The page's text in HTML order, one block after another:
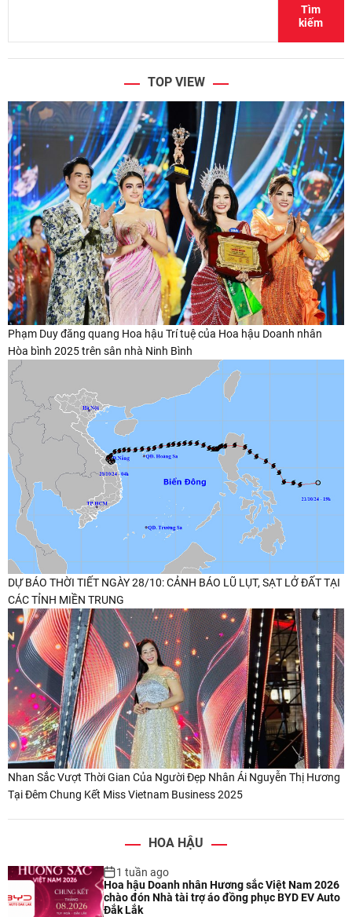
Tìm
kiếm
TOP VIEW
Phạm Duy đăng quang Hoa hậu Trí tuệ của Hoa hậu Doanh nhân
Hòa bình 2025 trên sân nhà Ninh Bình
DỰ BÁO THỜI TIẾT NGÀY 28/10: CẢNH BÁO LŨ LỤT, SẠT LỞ ĐẤT TẠI
CÁC TỈNH MIỀN TRUNG
Nhan Sắc Vượt Thời Gian Của Người Đẹp Nhân Ái Nguyễn Thị Hương
Tại Đêm Chung Kết Miss Vietnam Business 2025
HOA HẬU
1 tuần ago
Hoa hậu Doanh nhân Hương sắc Việt Nam 2026
chào đón Nhà tài trợ áo đồng phục BYD EV Auto
Đắk Lắk